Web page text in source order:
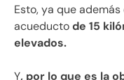
Esto, ya que
acueductode 15
elevados.
Y, por lo que es la